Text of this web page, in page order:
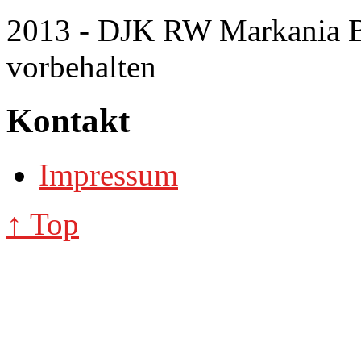
2013 - DJK RW Markania
vorbehalten
Kontakt
Impressum
↑ Top